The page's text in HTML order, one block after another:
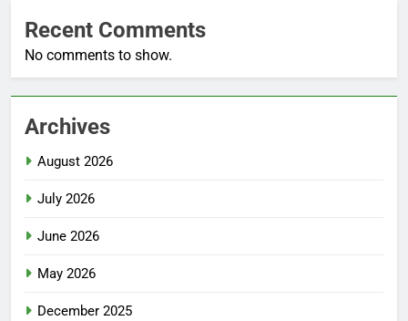
Recent Comments
No comments to show.
Archives
August 2026
July 2026
June 2026
May 2026
December 2025